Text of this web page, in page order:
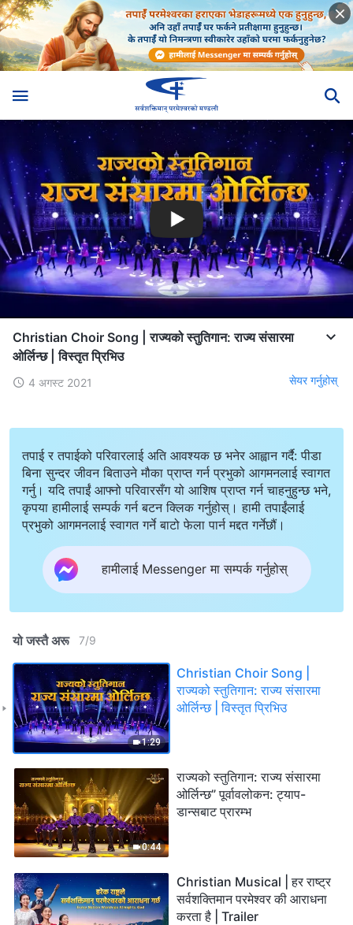
Christian Choir Song | राज्यको स्तुतिगान: राज्य संसारमा
ओर्लिन्छ | विस्तृत प्रिभिउ
4 अगस्ट 2021 सेयर गर्नुहोस्
तपाई र तपाईको परिवारलाई अति आवश्यक छ भनेर आह्वान गर्दै: पीडा
बिना सुन्दर जीवन बिताउने मौका प्राप्त गर्न प्रभुको आगमनलाई स्वागत
गर्नु। यदि तपाईं आफ्नो परिवारसँग यो आशिष प्राप्त गर्न चाहनुहुन्छ भने,
कृपया हामीलाई सम्पर्क गर्न बटन क्लिक गर्नुहोस्। हामी तपाईंलाई
प्रभुको आगमनलाई स्वागत गर्ने बाटो फेला पार्न मद्दत गर्नेछौं।
हामीलाई Messenger मा सम्पर्क गर्नुहोस्
यो जस्तै अरू 7/9
1:29
Christian Choir Song |
राज्यको स्तुतिगान: राज्य संसारमा
ओर्लिन्छ | विस्तृत प्रिभिउ
0:44
राज्यको स्तुतिगान: राज्य संसारमा
ओर्लिन्छ” पूर्वावलोकन: ट्याप-
डान्सबाट प्रारम्‍भ
Christian Musical | हर राष्ट्र
सर्वशक्तिमान परमेश्वर की आराधना
करता है | Trailer